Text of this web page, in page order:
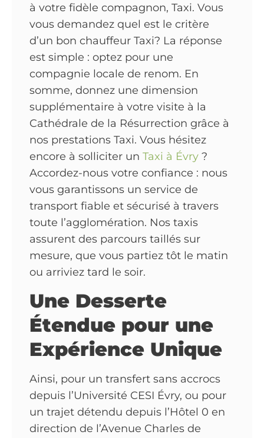
à votre fidèle compagnon, Taxi. Vous
vous demandez quel est le critère
d’un bon chauffeur Taxi? La réponse
est simple : optez pour une
compagnie locale de renom. En
somme, donnez une dimension
supplémentaire à votre visite à la
Cathédrale de la Résurrection grâce à
nos prestations Taxi. Vous hésitez
encore à solliciter un Taxi à Évry ?
Accordez-nous votre confiance : nous
vous garantissons un service de
transport fiable et sécurisé à travers
toute l’agglomération. Nos taxis
assurent des parcours taillés sur
mesure, que vous partiez tôt le matin
ou arriviez tard le soir.
Une Desserte
Étendue pour une
Expérience Unique
Ainsi, pour un transfert sans accrocs
depuis l’Université CESI Évry, ou pour
un trajet détendu depuis l’Hôtel 0 en
direction de l’Avenue Charles de